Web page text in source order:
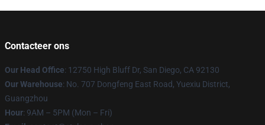
Contacteer ons
Our Head Office: 12750 High Bluff Dr, San Diego, CA 92130
Our Warehouse: No. 707 Dongfeng East Road, Yuexiu District,
Guangzhou
Hour: 9AM – 5PM (Mon – Fri)